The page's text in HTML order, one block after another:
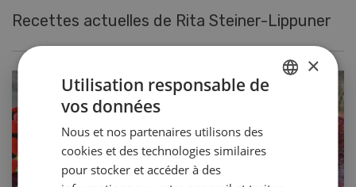
Recettes actuelles de Rita Steiner-Lippuner
×
Utilisation responsable de
vos données
Nous et nos partenaires utilisons des
cookies et des technologies similaires
pour stocker et accéder à des